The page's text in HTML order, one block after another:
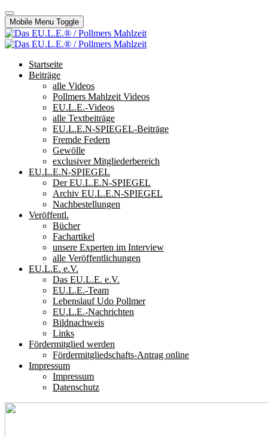
Mobile Menu Toggle
Startseite
Beiträge
alle Videos
Pollmers Mahlzeit Videos
EU.L.E.-Videos
alle Textbeiträge
EU.L.E.N-SPIEGEL-Beiträge
Fremde Federn
Gewölle
exclusiver Mitgliederbereich
EU.L.E.N-SPIEGEL
Der EU.L.E.N-SPIEGEL
Archiv EU.L.E.N-SPIEGEL
Nachbestellungen
Veröffentl.
Bücher
Fachartikel
unsere Experten im Interview
alle Veröffentlichungen
EU.L.E. e.V.
Das EU.L.E. e.V.
EU.L.E.-Team
Lebenslauf Udo Pollmer
EU.L.E.-Nachrichten
Bildnachweis
Links
Fördermitglied werden
Fördermitgliedschafts-Antrag online
Impressum
Impressum
Datenschutz